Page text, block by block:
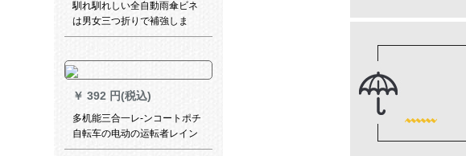
馴れ馴れしい全自動雨傘ビネ
は男女三つ折りで補強しま
す。10本の傘をワンタッチで
￥ 392 円(税込)
多机能三合一レ-ンコートポチ
自転车の电动の运転者レイン
コートさんのリトラックトラ